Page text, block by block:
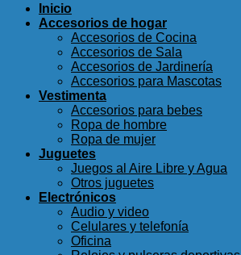
Inicio
Accesorios de hogar
Accesorios de Cocina
Accesorios de Sala
Accesorios de Jardinería
Accesorios para Mascotas
Vestimenta
Accesorios para bebes
Ropa de hombre
Ropa de mujer
Juguetes
Juegos al Aire Libre y Agua
Otros juguetes
Electrónicos
Audio y video
Celulares y telefonía
Oficina